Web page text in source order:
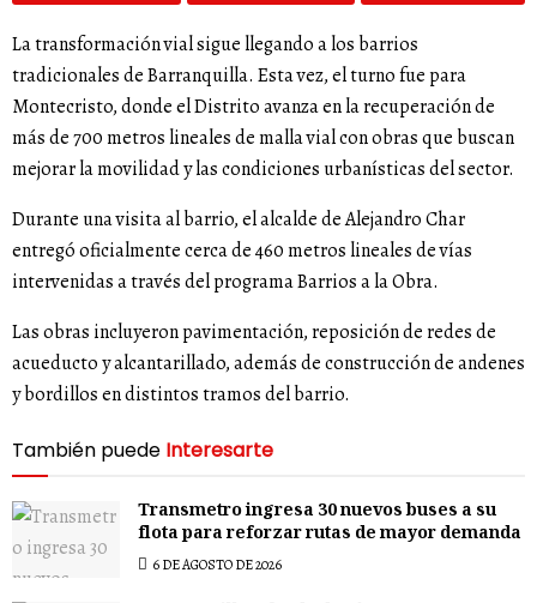
La transformación vial sigue llegando a los barrios
tradicionales de Barranquilla. Esta vez, el turno fue para
Montecristo, donde el Distrito avanza en la recuperación de
más de 700 metros lineales de malla vial con obras que buscan
mejorar la movilidad y las condiciones urbanísticas del sector.
Durante una visita al barrio, el alcalde de Alejandro Char
entregó oficialmente cerca de 460 metros lineales de vías
intervenidas a través del programa Barrios a la Obra.
Las obras incluyeron pavimentación, reposición de redes de
acueducto y alcantarillado, además de construcción de andenes
y bordillos en distintos tramos del barrio.
También puede Interesarte
Transmetro ingresa 30 nuevos buses a su
flota para reforzar rutas de mayor demanda
6 DE AGOSTO DE 2026